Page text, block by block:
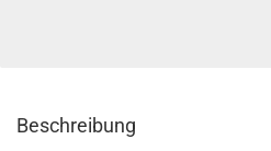
Beschreibung